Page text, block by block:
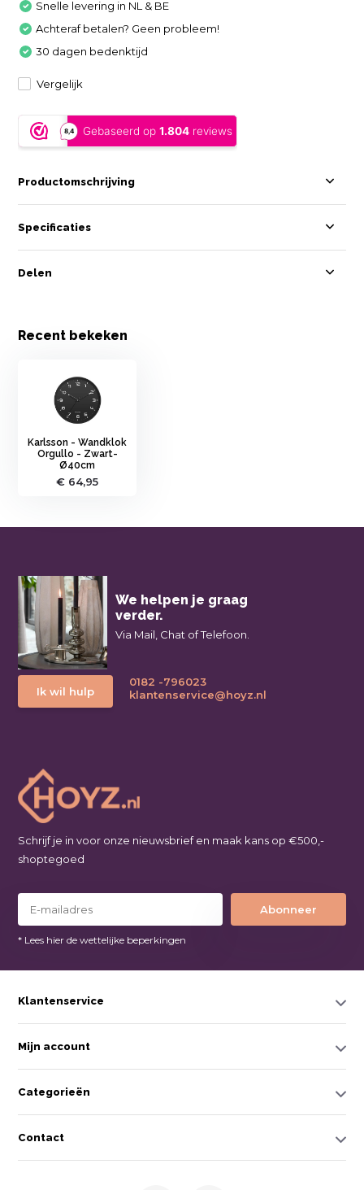
Snelle levering in NL & BE
Achteraf betalen? Geen probleem!
30 dagen bedenktijd
Vergelijk
Productomschrijving
Specificaties
Delen
Recent bekeken
Karlsson - Wandklok
Orgullo - Zwart-
Ø40cm
€ 64,95
We helpen je graag
verder.
Via Mail, Chat of Telefoon.
Ik wil hulp
0182 -796023
klantenservice@hoyz.nl
Schrijf je in voor onze nieuwsbrief en maak kans op €500,-
shoptegoed
Abonneer
* Lees hier de wettelijke beperkingen
Klantenservice
Mijn account
Categorieën
Contact